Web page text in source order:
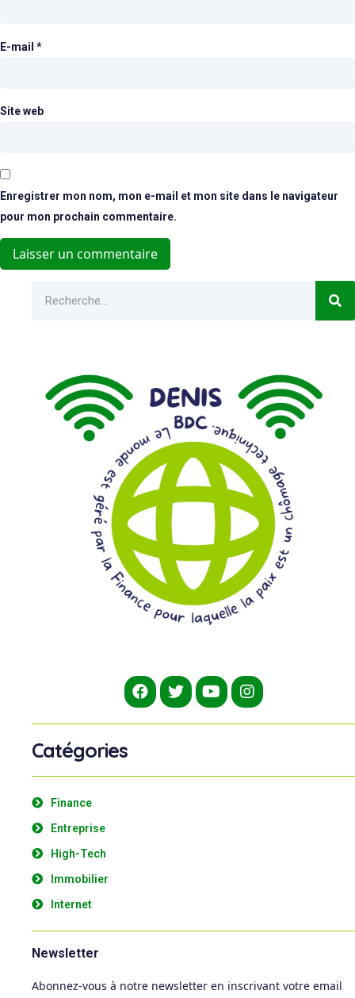
E-mail *
Site web
Enregistrer mon nom, mon e-mail et mon site dans le navigateur
pour mon prochain commentaire.
Catégories
Finance
Entreprise
High-Tech
Immobilier
Internet
Newsletter
Abonnez-vous à notre newsletter en inscrivant votre email